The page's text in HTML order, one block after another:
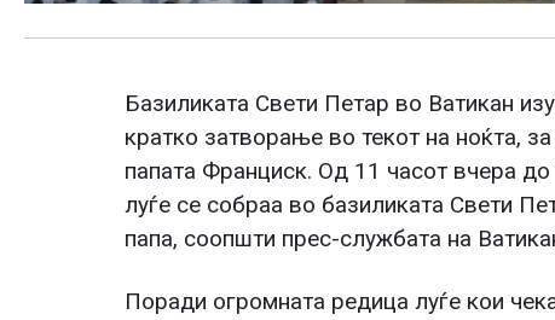
Базиликата Свети Петар во Ватикан
кратко затворање во текот на ноќта,
папата Франциск. Од 11 часот вчера
луѓе се собраа во базиликата Свети
папа, соопшти прес-службата на
Поради огромната редица луѓе кои